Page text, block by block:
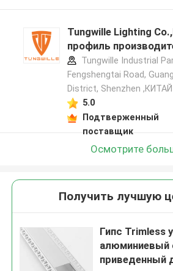
Tungwille Lighting
профиль
Tungwille Industrial
Fengshengtai Road,
District, Shenzhen ,КИТАЙ
5.0
Подтверженный
поставщик
Осмотрите
Получить лучшую
Гипс Trimless
алюминиевый
приведенный